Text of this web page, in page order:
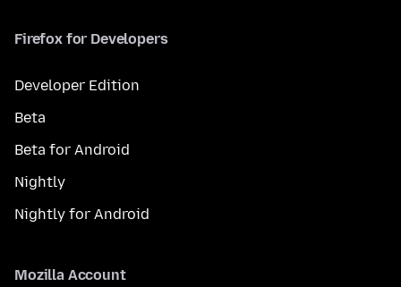
Firefox for Developers
Developer Edition
Beta
Beta for Android
Nightly
Nightly for Android
Mozilla Account